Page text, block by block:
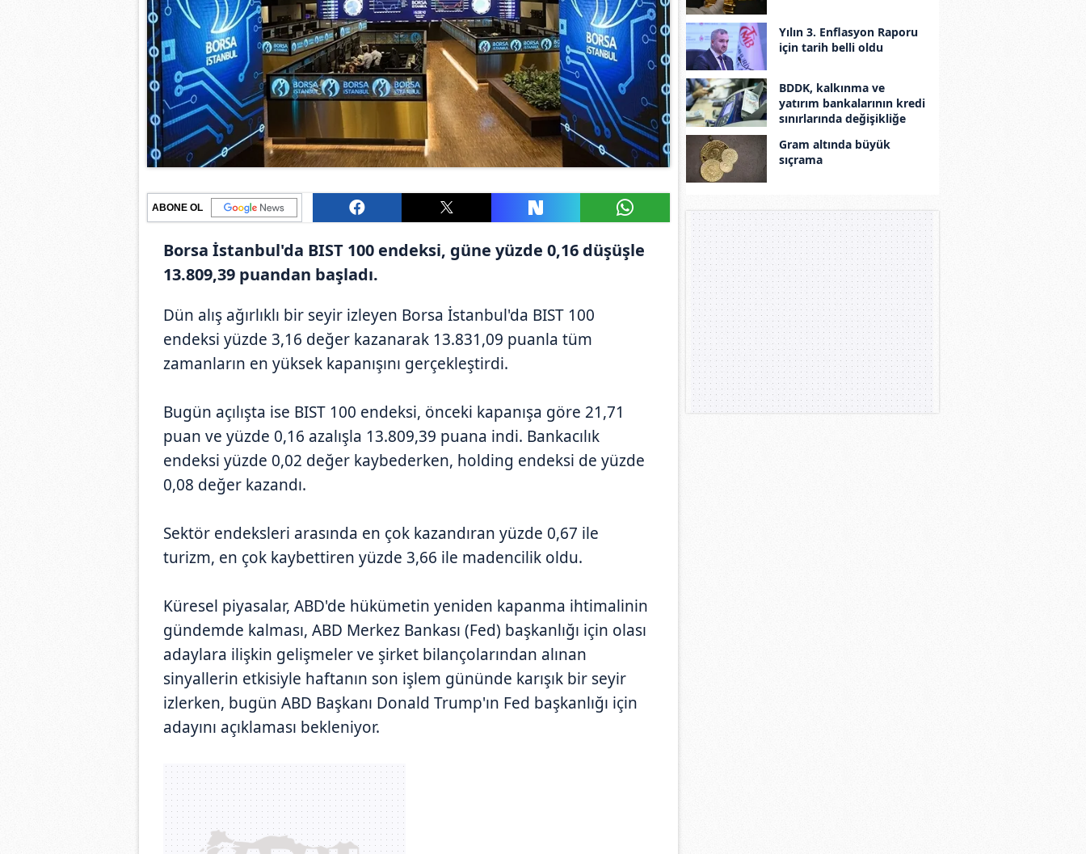
ABONE OL
Borsa İstanbul'da BIST 100 endeksi, güne yüzde 0,16 düşüşle
13.809,39 puandan başladı.
Dün alış ağırlıklı bir seyir izleyen Borsa İstanbul'da BIST 100
endeksi yüzde 3,16 değer kazanarak 13.831,09 puanla tüm
zamanların en yüksek kapanışını gerçekleştirdi.
Bugün açılışta ise BIST 100 endeksi, önceki kapanışa göre 21,71
puan ve yüzde 0,16 azalışla 13.809,39 puana indi. Bankacılık
endeksi yüzde 0,02 değer kaybederken, holding endeksi de yüzde
0,08 değer kazandı.
Sektör endeksleri arasında en çok kazandıran yüzde 0,67 ile
turizm, en çok kaybettiren yüzde 3,66 ile madencilik oldu.
Küresel piyasalar, ABD'de hükümetin yeniden kapanma ihtimalinin
gündemde kalması, ABD Merkez Bankası (Fed) başkanlığı için olası
adaylara ilişkin gelişmeler ve şirket bilançolarından alınan
sinyallerin etkisiyle haftanın son işlem gününde karışık bir seyir
izlerken, bugün ABD Başkanı Donald Trump'ın Fed başkanlığı için
adayını açıklaması bekleniyor.
Yılın 3. Enflasyon Raporu
için tarih belli oldu
BDDK, kalkınma ve
yatırım bankalarının kredi
sınırlarında değişikliğe
Gram altında büyük
sıçrama